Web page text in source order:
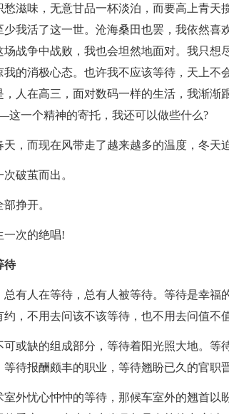
愁滋味，无意甘品一杯淡泊，而要高上青天
少我活了这一世。沧海桑田也罢，我依然喜
场战争中战败，我也会坦然地面对。我只想
的消极心态。也许我不应该等待，天上不
，人在高三，面对数码一样的生活，我渐渐
一个精神的寄托，我还可以做些什么?
，而现在风带走了越来越多的温度，冬天
破茧而出。
挣开。
一次的绝唱!
待
总有人在等待，总有人被等待。等待是幸福
，不用去问该不该等待，也不用去问值不
可或缺的组成部分，等待着阳光照大地。等
待报酬颇丰的职业，等待翘盼已久的官职
室外忧心忡忡的等待，那候车室外的翘首以